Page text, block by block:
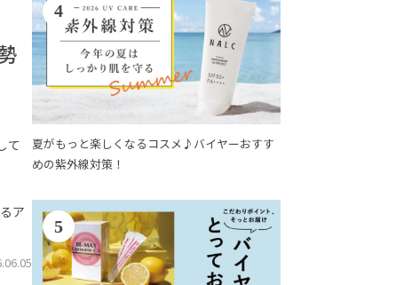
て
ア
4
夏がもっと楽しくなるコスメ♪バイヤーおすす
めの紫外線対策！
5